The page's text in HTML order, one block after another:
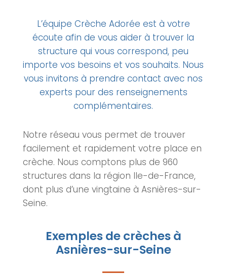
L’équipe Crèche Adorée est à votre
écoute afin de vous aider à trouver la
structure qui vous correspond, peu
importe vos besoins et vos souhaits. Nous
vous invitons à prendre contact avec nos
experts pour des renseignements
complémentaires.
Notre réseau vous permet de trouver
facilement et rapidement votre place en
crèche. Nous comptons plus de 960
structures dans la région Ile-de-France,
dont plus d’une vingtaine à Asnières-sur-
Seine.
Exemples de crèches à
Asnières-sur-Seine